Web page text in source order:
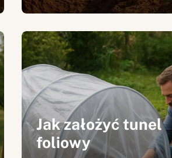
Jak założyć tunel
foliowy